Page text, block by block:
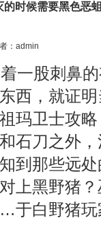
的时候需要黑色恶
：admin
一股刺鼻
西，就证
玛卫士攻
石刀之外
到那些远
上黑野猪
白野猪玩